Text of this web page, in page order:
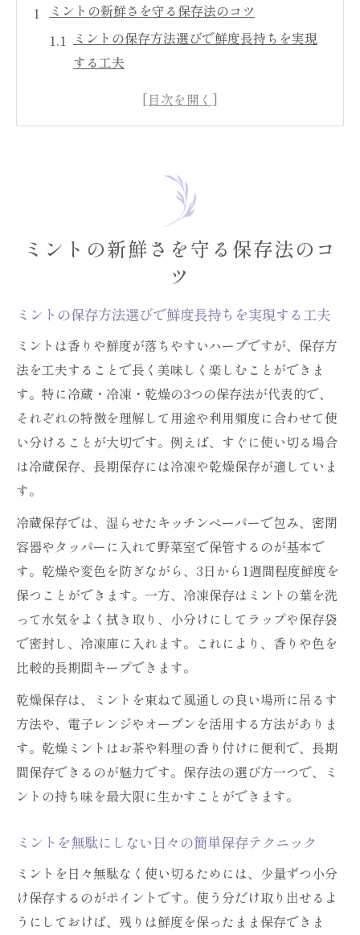
ミントの新鮮さを守る保存法のコツ
ミントの保存方法選びで鮮度長持ちを実現
する工夫
ミントを無駄にしない日々の簡単保存テク
保存前の下処理でミントの風味を最大限キ
乾燥や冷凍も活用したミントの保存法比較
冷蔵庫で長持ちするミントの日持ち術
点
ミントの冷蔵保存で長持ちする具体的な手
順
冷蔵庫でミントを変色させない保存方法
キッチンペーパー活用でミントの鮮度をキ
ープ
下処理から学ぶミントの保存方法
ミントの下処理で保存期間をしっかり伸ば
す方法
ミント保存前に行うべき洗浄と水気の拭き
方
ミントの下処理が鮮度維持に与える効果と
下処理後のミント保存で香りを保つポイン
ミントを使いやすく分ける準備と保存テク
ニック
ミントを冷凍保存しても変色しにくいコツ
冷凍ミントの使い方と鮮度を保つ保存方法
小分け冷凍でミントの香りと色味を守るテ
ク
ミントの新鮮さを守る保存法のコ
ツ
ミントの保存方法選びで鮮度長持ちを実現する工夫
ミントは香りや鮮度が落ちやすいハーブですが、保存方
法を工夫することで長く美味しく楽しむことができま
す。特に冷蔵・冷凍・乾燥の3つの保存法が代表的で、
それぞれの特徴を理解して用途や利用頻度に合わせて使
い分けることが大切です。例えば、すぐに使い切る場合
は冷蔵保存、長期保存には冷凍や乾燥保存が適していま
す。
冷蔵保存では、湿らせたキッチンペーパーで包み、密閉
容器やタッパーに入れて野菜室で保管するのが基本で
す。乾燥や変色を防ぎながら、3日から1週間程度鮮度を
保つことができます。一方、冷凍保存はミントの葉を洗
って水気をよく拭き取り、小分けにしてラップや保存袋
で密封し、冷凍庫に入れます。これにより、香りや色を
比較的長期間キープできます。
乾燥保存は、ミントを束ねて風通しの良い場所に吊るす
方法や、電子レンジやオーブンを活用する方法がありま
す。乾燥ミントはお茶や料理の香り付けに便利で、長期
間保存できるのが魅力です。保存法の選び方一つで、ミ
ントの持ち味を最大限に生かすことができます。
ミントを無駄にしない日々の簡単保存テクニック
ミントを日々無駄なく使い切るためには、少量ずつ小分
け保存するのがポイントです。使う分だけ取り出せるよ
うにしておけば、残りは鮮度を保ったまま保存できま